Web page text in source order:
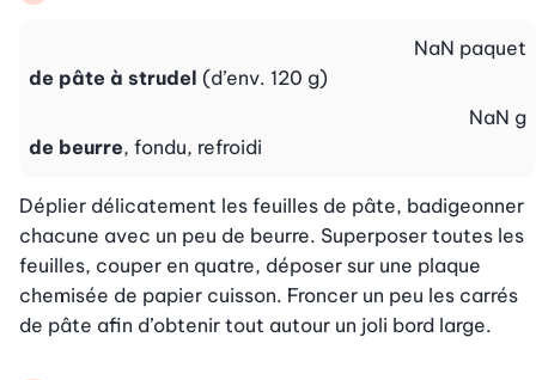
de pâte à strudel (d’env. 120 g)
NaN paquet
de beurre, fondu, refroidi
NaN g
Déplier délicatement les feuilles de pâte, badigeonner
chacune avec un peu de beurre. Superposer toutes les
feuilles, couper en quatre, déposer sur une plaque
chemisée de papier cuisson. Froncer un peu les carrés
de pâte afin d’obtenir tout autour un joli bord large.